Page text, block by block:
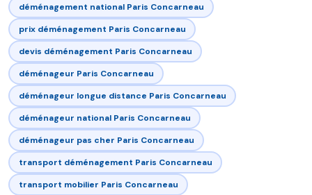
déménagement national Paris Concarneau
prix déménagement Paris Concarneau
devis déménagement Paris Concarneau
déménageur Paris Concarneau
déménageur longue distance Paris Concarneau
déménageur national Paris Concarneau
déménageur pas cher Paris Concarneau
transport déménagement Paris Concarneau
transport mobilier Paris Concarneau